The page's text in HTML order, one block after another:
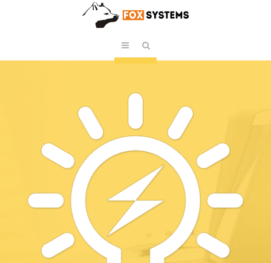
WELETRIC
PODEROSO
ECONOMIZADOR DE
ENERGIA
Visite nossa loja virtual